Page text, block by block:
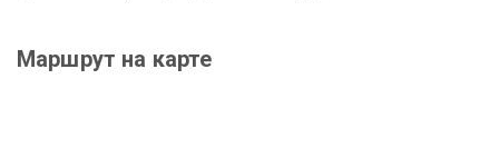
Маршрут на карте